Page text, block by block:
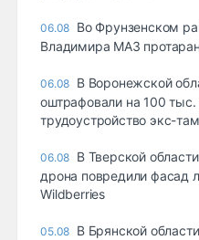
06.08 Во Фрунзенском
Владимира МАЗ
06.08 В Воронежской
оштрафовали на 100 тыс.
трудоустройство экс-
06.08 В Тверской
дрона повредили фасад
Wildberries
05.08 В Брянской